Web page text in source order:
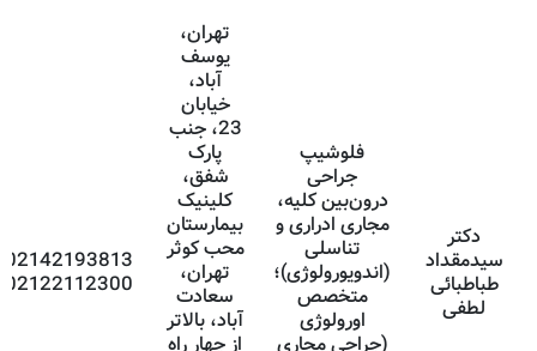
دکتر
سیدمقداد
طباطبائی
لطفی
فلوشیپ
جراحی
درون‌بین کلیه،
مجاری ادراری و
تناسلی
(اندویورولوژی)؛
متخصص
اورولوژی
(جراحی مجاری
تهران،
یوسف
آباد،
خیابان
23، جنب
پارک
شفق،
کلینیک
بیمارستان
محب کوثر
تهران،
سعادت
آباد، بالاتر
از چهار راه
02142193813
02122112300